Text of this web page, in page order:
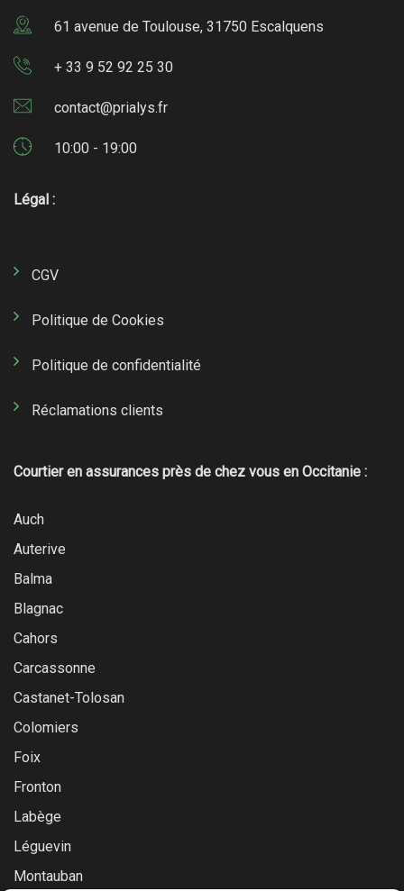
61 avenue de Toulouse, 31750 Escalquens
+ 33 9 52 92 25 30
contact@prialys.fr
10:00 - 19:00
Légal :
CGV
Politique de Cookies
Politique de confidentialité
Réclamations clients
Courtier en assurances près de chez vous en Occitanie :
Auch
Auterive
Balma
Blagnac
Cahors
Carcassonne
Castanet-Tolosan
Colomiers
Foix
Fronton
Labège
Léguevin
Montauban